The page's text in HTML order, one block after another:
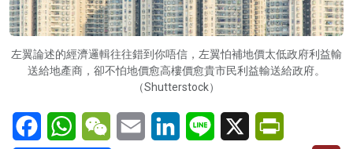
左翼論述的經濟邏輯往往錯到你唔信，左翼怕補地價太低政府利益輸
送給地產商，卻不怕地價愈高樓價愈貴市民利益輸送給政府。
（Shutterstock）
FacebookWhatsAppWeChatEmail LinkedInLine X